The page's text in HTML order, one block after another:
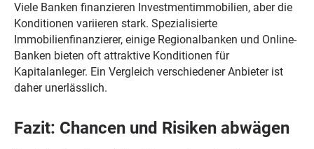
Viele Banken finanzieren Investmentimmobilien, aber die
Konditionen variieren stark. Spezialisierte
Immobilienfinanzierer, einige Regionalbanken und Online-
Banken bieten oft attraktive Konditionen für
Kapitalanleger. Ein Vergleich verschiedener Anbieter ist
daher unerlässlich.
Fazit: Chancen und Risiken abwägen